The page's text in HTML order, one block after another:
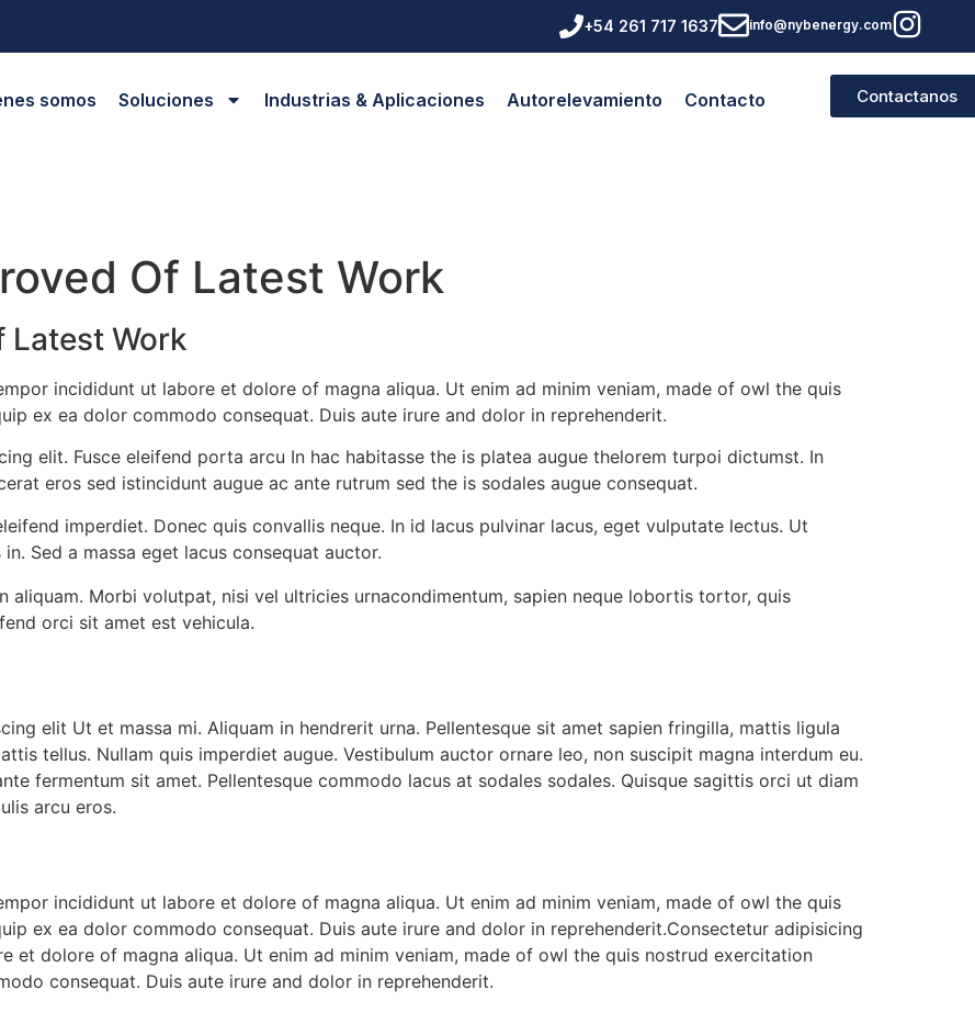
info@nybenergy.com
+54 261 717 1637
somos Soluciones Industrias & Aplicaciones Autorelevamiento Contacto Contactanos
Of Latest Work
Latest Work
incididunt ut labore et dolore of magna aliqua. Ut enim ad minim veniam, made of owl the quis
ex ea dolor commodo consequat. Duis aute irure and dolor in reprehenderit.
elit. Fusce eleifend porta arcu In hac habitasse the is platea augue thelorem turpoi dictumst. In
eros sed istincidunt augue ac ante rutrum sed the is sodales augue consequat.
imperdiet. Donec quis convallis neque. In id lacus pulvinar lacus, eget vulputate lectus. Ut
Sed a massa eget lacus consequat auctor.
aliquam. Morbi volutpat, nisi vel ultricies urnacondimentum, sapien neque lobortis tortor, quis
orci sit amet est vehicula.
elit Ut et massa mi. Aliquam in hendrerit urna. Pellentesque sit amet sapien fringilla, mattis ligula
tellus. Nullam quis imperdiet augue. Vestibulum auctor ornare leo, non suscipit magna interdum eu.
fermentum sit amet. Pellentesque commodo lacus at sodales sodales. Quisque sagittis orci ut diam
arcu eros.
incididunt ut labore et dolore of magna aliqua. Ut enim ad minim veniam, made of owl the quis
ex ea dolor commodo consequat. Duis aute irure and dolor in reprehenderit.Consectetur adipisicing
et dolore of magna aliqua. Ut enim ad minim veniam, made of owl the quis nostrud exercitation
consequat. Duis aute irure and dolor in reprehenderit.